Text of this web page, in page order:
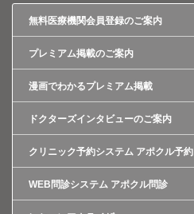
無料医療機関会員登録のご案内
プレミアム掲載のご案内
漫画でわかるプレミアム掲載
ドクターズインタビューのご案内
クリニック予約システム アポクル予約
WEB問診システム アポクル問診